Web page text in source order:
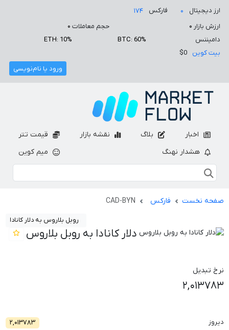
ارز دیجیتال ۰ فارکس
۱۷۴
ارزش بازار ۰ حجم معاملات ۰
دامیننس
BTC: 60%
ETH: 10%
بیت کوین
$0
ورود یا نام‌نویسی
اخبار بلاگ نقشه بازار
قیمت تتر
هشدار نهنگ
میم کوین
صفحه نخست فارکس CAD-BYN
روبل بلاروس به دلار کانادا
دلار کانادا به روبل بلاروس
نرخ تبدیل
۲,۰۱۳۷۸۳
دیروز
۲,۰۱۳۷۸۳